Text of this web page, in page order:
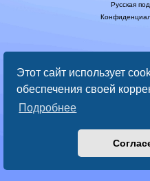
Этот сайт использует
обеспечения своей
Подробнее
Русская